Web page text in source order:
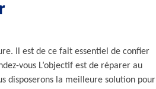
Il est de ce fait essentiel de confier
vous L’objectif est de réparer au
disposerons la meilleure solution pour